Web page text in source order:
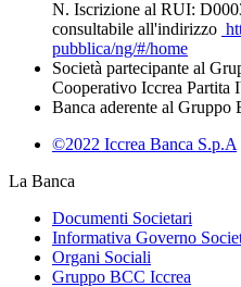
N. Iscrizione al RUI:
consultabile all'indirizzo
pubblica/ng/#/home
Società partecipante al
Cooperativo Iccrea Partita
Banca aderente al Gruppo
©2022 Iccrea Banca S.p.A
La Banca
Documenti Societari
Informativa Governo
Organi Sociali
Gruppo BCC Iccrea